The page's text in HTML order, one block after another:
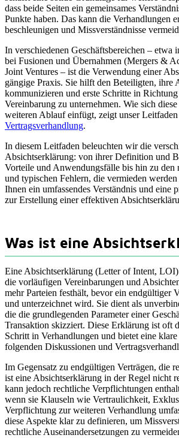
dass beide Seiten ein gemeinsames
Punkte haben. Das kann die Verhandlungen
beschleunigen und Missverständnisse
In verschiedenen Geschäftsbereichen – etwa
bei Fusionen und Übernahmen (Mergers &
Joint Ventures – ist die Verwendung einer
gängige Praxis. Sie hilft den Beteiligten, ihre
kommunizieren und erste Schritte in
Vereinbarung zu unternehmen. Wie sich
weiteren Ablauf einfügt, zeigt unser
Vertragsverhandlung.
In diesem Leitfaden beleuchten wir die
Absichtserklärung: von ihrer Definition und
Vorteile und Anwendungsfälle bis hin zu den
und typischen Fehlern, die vermieden
Ihnen ein umfassendes Verständnis und eine
zur Erstellung einer effektiven
Was ist eine
Eine Absichtserklärung (Letter of Intent,
die vorläufigen Vereinbarungen und
mehr Parteien festhält, bevor ein endgültiger
und unterzeichnet wird. Sie dient als
die die grundlegenden Parameter einer
Transaktion skizziert. Diese Erklärung ist oft
Schritt in Verhandlungen und bietet eine
folgenden Diskussionen und
Im Gegensatz zu endgültigen Verträgen, die
ist eine Absichtserklärung in der Regel nicht
kann jedoch rechtliche Verpflichtungen
wenn sie Klauseln wie Vertraulichkeit,
Verpflichtung zur weiteren Verhandlung
diese Aspekte klar zu definieren, um
rechtliche Auseinandersetzungen zu